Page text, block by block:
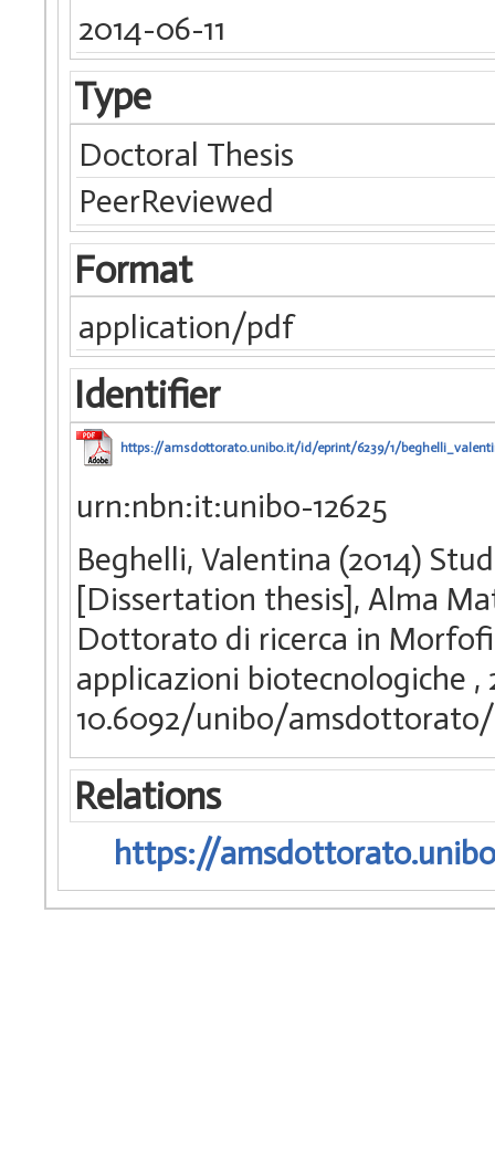
2014-06-11
Type
Doctoral Thesis
PeerReviewed
Format
application/pdf
Identifier
https://amsdottorato.unibo.it/id/eprint/6239/1/
urn:nbn:it:unibo-12625
Beghelli, Valentina (2014)
[Dissertation thesis], Alma
Dottorato di ricerca in
applicazioni biotecnologiche ,
10.6092/unibo/amsdottorato/
Relations
https://